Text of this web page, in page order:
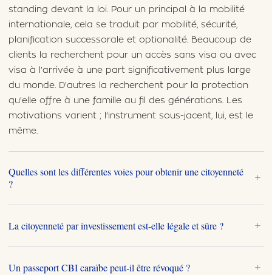
standing devant la loi. Pour un principal à la mobilité
internationale, cela se traduit par mobilité, sécurité,
planification successorale et optionalité. Beaucoup de
clients la recherchent pour un accès sans visa ou avec
visa à l'arrivée à une part significativement plus large
du monde. D'autres la recherchent pour la protection
qu'elle offre à une famille au fil des générations. Les
motivations varient ; l'instrument sous-jacent, lui, est le
même.
Quelles sont les différentes voies pour obtenir une citoyenneté
?
+
La citoyenneté par investissement est-elle légale et sûre ? +
Un passeport CBI caraïbe peut-il être révoqué ? +